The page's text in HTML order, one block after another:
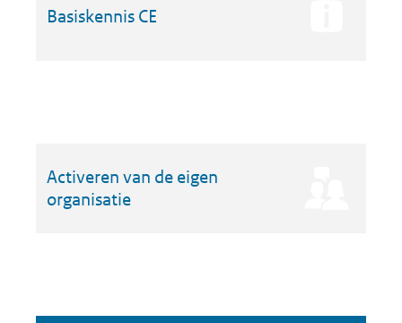
Basiskennis CE
Activeren van de eigen
organisatie